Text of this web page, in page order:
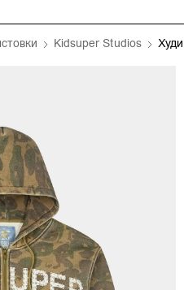
Kidsuper Studios